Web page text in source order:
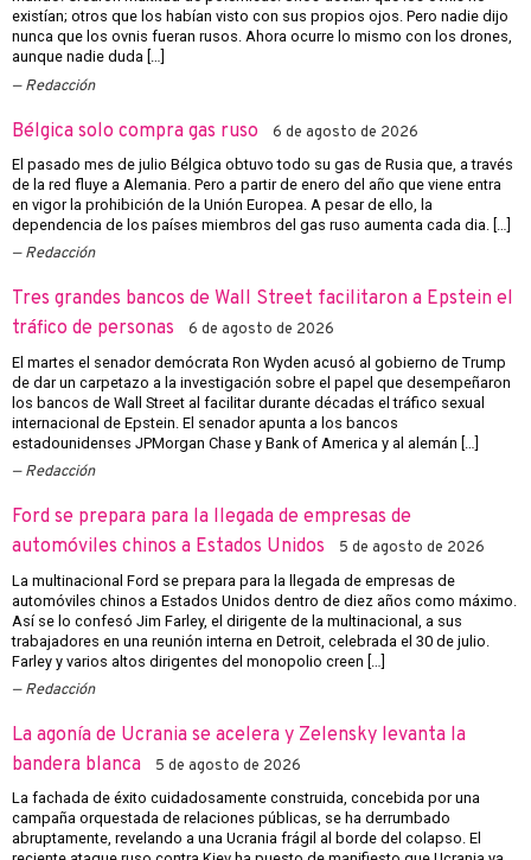
existían; otros que los habían visto con sus propios ojos. Pero nadie dijo
nunca que los ovnis fueran rusos. Ahora ocurre lo mismo con los drones,
aunque nadie duda […]
Redacción
Bélgica solo compra gas ruso 6 de agosto de 2026
El pasado mes de julio Bélgica obtuvo todo su gas de Rusia que, a través
de la red fluye a Alemania. Pero a partir de enero del año que viene entra
en vigor la prohibición de la Unión Europea. A pesar de ello, la
dependencia de los países miembros del gas ruso aumenta cada dia. […]
Redacción
Tres grandes bancos de Wall Street facilitaron a Epstein el
tráfico de personas
6 de agosto de 2026
El martes el senador demócrata Ron Wyden acusó al gobierno de Trump
de dar un carpetazo a la investigación sobre el papel que desempeñaron
los bancos de Wall Street al facilitar durante décadas el tráfico sexual
internacional de Epstein. El senador apunta a los bancos
estadounidenses JPMorgan Chase y Bank of America y al alemán […]
Redacción
Ford se prepara para la llegada de empresas de
automóviles chinos a Estados Unidos
5 de agosto de 2026
La multinacional Ford se prepara para la llegada de empresas de
automóviles chinos a Estados Unidos dentro de diez años como máximo.
Así se lo confesó Jim Farley, el dirigente de la multinacional, a sus
trabajadores en una reunión interna en Detroit, celebrada el 30 de julio.
Farley y varios altos dirigentes del monopolio creen […]
Redacción
La agonía de Ucrania se acelera y Zelensky levanta la
bandera blanca
5 de agosto de 2026
La fachada de éxito cuidadosamente construida, concebida por una
campaña orquestada de relaciones públicas, se ha derrumbado
abruptamente, revelando a una Ucrania frágil al borde del colapso. El